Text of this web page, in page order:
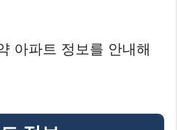
아파트 정보를 안내해